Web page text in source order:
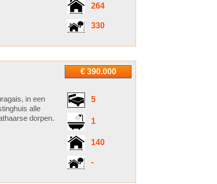
264
330
€ 390.000
5
1
140
-
in een
alle
dorpen.